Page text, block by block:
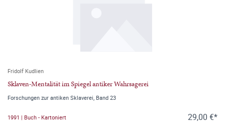
Fridolf Kudlien
Sklaven-Mentalität im Spiegel antiker Wahrsagerei
Forschungen zur antiken Sklaverei, Band 23
1991 | Buch - Kartoniert 29,00 €*